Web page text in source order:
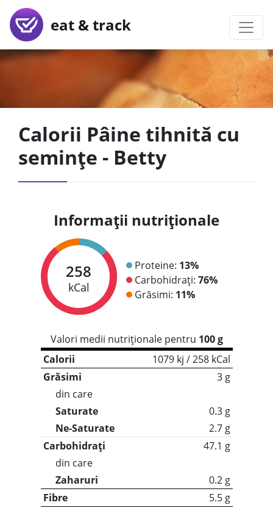
eat & track
Calorii Pâine tihnită cu
semințe - Betty
Informații nutriționale
258
kCal
Proteine: 13%
Carbohidrați: 76%
Grăsimi: 11%
Valori medii nutriționale pentru 100 g
Calorii
1079 kj / 258 kCal
Grăsimi
3 g
din care
Saturate
0.3 g
Ne-Saturate
2.7 g
Carbohidrați
47.1 g
din care
Zaharuri
0.2 g
Fibre
5.5 g